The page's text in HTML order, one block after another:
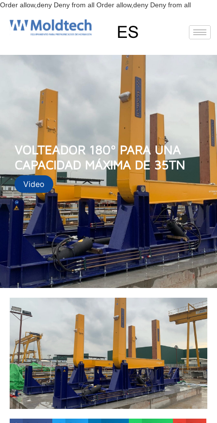
Order allow,deny Deny from all Order allow,deny Deny from allIr
EN
FR
ES
VOLTEADOR 180º PARA UNA
CAPACIDAD MÁXIMA DE 35TN
Video